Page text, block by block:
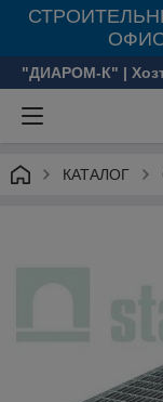
"ДИАРОМ-К" |
КАТАЛОГ